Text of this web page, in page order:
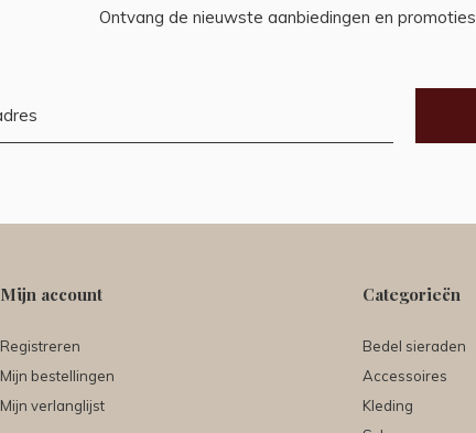
Ontvang de nieuwste aanbiedingen en promoties
Mijn account
Registreren
Mijn bestellingen
Mijn verlanglijst
Categorieën
Bedel sieraden
Accessoires
Kleding